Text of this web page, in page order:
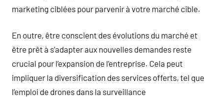
marketing ciblées pour parvenir à votre marché cible.
En outre, être conscient des évolutions du marché et
être prêt à s’adapter aux nouvelles demandes reste
crucial pour l’expansion de l’entreprise. Cela peut
impliquer la diversification des services offerts, tel que
l’emploi de drones dans la surveillance